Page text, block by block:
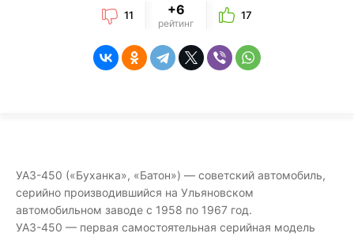
11 +6
рейтинг
17
УАЗ-450 («Буханка», «Батон») — советский автомобиль,
серийно производившийся на Ульяновском
автомобильном заводе с 1958 по 1967 год.
УАЗ-450 — первая самостоятельная серийная модель